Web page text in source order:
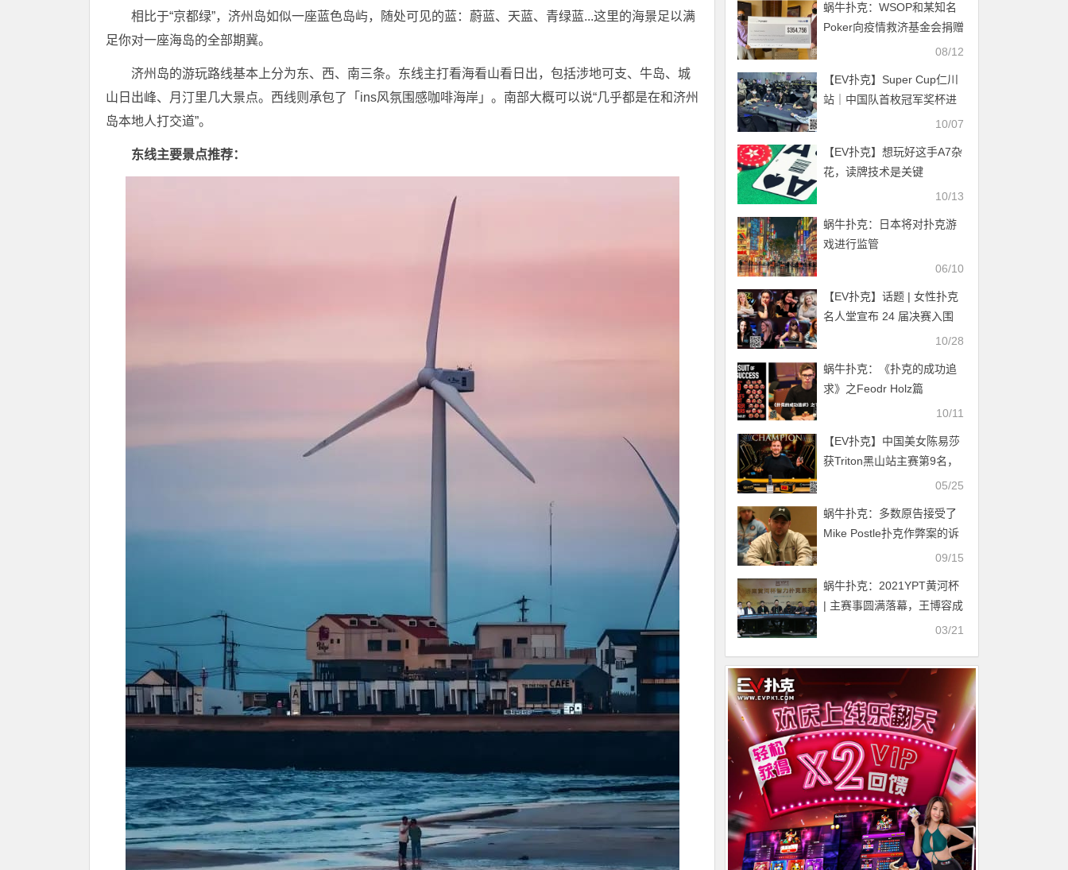
相比于“京都绿”，济州岛如似一座蓝色岛屿，随处可见的蓝：蔚蓝、天蓝、青绿蓝...这里的海景足以满
足你对一座海岛的全部期冀。
济州岛的游玩路线基本上分为东、西、南三条。东线主打看海看山看日出，包括涉地可支、牛岛、城
山日出峰、月汀里几大景点。西线则承包了「ins风氛围感咖啡海岸」。南部大概可以说“几乎都是在和济州
岛本地人打交道”。
东线主要景点推荐：
蜗牛扑克：WSOP和某知名
Poker向疫情救济基金会捐赠
08/12
【EV扑克】Super Cup仁川
站｜中国队首枚冠军奖杯进
账！金龙拿下仁川杯冠军，
10/07
【EV扑克】想玩好这手A7杂
花，读牌技术是关键
10/13
蜗牛扑克：日本将对扑克游
戏进行监管
06/10
【EV扑克】话题 | 女性扑克
名人堂宣布 24 届决赛入围
10/28
蜗牛扑克：《扑克的成功追
求》之Feodr Holz篇
10/11
【EV扑克】中国美女陈易莎
获Triton黑山站主赛第9名，
05/25
蜗牛扑克：多数原告接受了
Mike Postle扑克作弊案的诉
09/15
蜗牛扑克：2021YPT黄河杯
| 主赛事圆满落幕，王博容成
03/21